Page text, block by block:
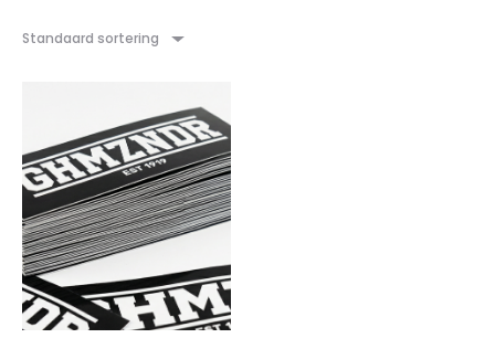
Standaard sortering